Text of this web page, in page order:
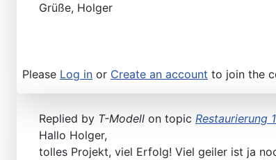
Grüße, Holger
Please Log in or Create an account to join the
Replied by T-Modell on topic Restaurierung
Hallo Holger,
tolles Projekt, viel Erfolg! Viel geiler ist ja